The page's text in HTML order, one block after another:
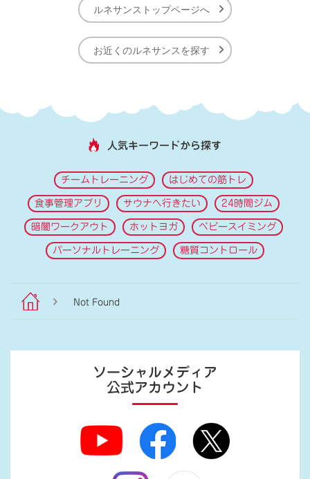
ルネサンストップページへ
お近くのルネサンスを探す
人気キーワードから探す
チームトレーニング はじめての筋トレ
食事管理アプリ サウナへ行きたい 24時間ジム
暗闇ワークアウト ホットヨガ ベビースイミング
パーソナルトレーニング 糖質コントロール
Not Found
ソーシャルメディア
公式アカウント